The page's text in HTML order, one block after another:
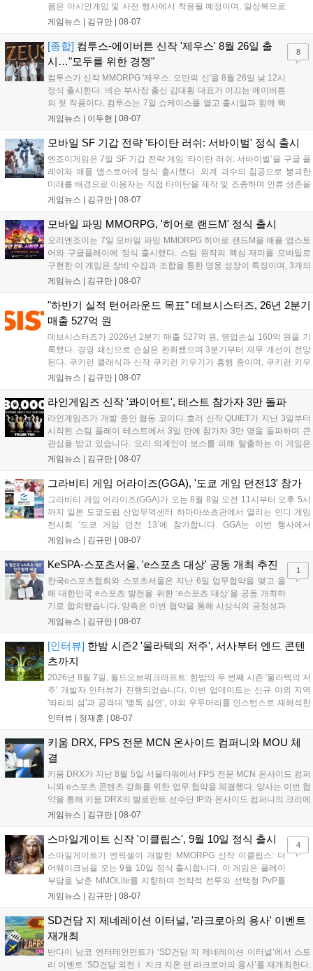
폼은 아시안게임 및 사전 행사에서 착용될 예정이며, 일상복으로
구성된 컬렉션은 오는 8월 28일부터 골스튜디오 공식 홈페이지
서는 대회 규정에 따라 별도의 유니폼을 착용할 계획이다....
게임뉴스 | 김규만 08-07
[종합] 컴투스-에이버튼 신작 '제우스' 8월 26일 출
시…"모두를 위한 경쟁"
컴투스가 신작 MMORPG '제우스: 오만의 신'을 8월 26일 낮 12시
정식 출시한다. 넥슨 부사장 출신 김대훤 대표가 이끄는 에이버튼
의 첫 작품이다. 컴투스는 7일 쇼케이스를 열고 출시일과 함께 핵
심 콘텐츠, 유료화 정책, 운영 방향을 공개했다. 캐릭터명 선점은
의 오만으로 균열이...
게임뉴스 | 이두현 08-07
8
모바일 SF 기갑 전략 '타이탄 러쉬: 서바이벌' 정식 출시
엔조이게임은 7일 SF 기갑 전략 게임 ‘타이탄 러쉬: 서바이벌’을 구글 플
레이와 애플 앱스토어에 정식 출시했다. 외계 괴수의 침공으로 붕괴한
미래를 배경으로 이용자는 직접 타이탄을 제작 및 조종하며 인류 생존을
위한 전투를 펼친다. 지휘관 모집, 피난처 운영, 연맹 협동 콘텐츠가 특징
지원 보상을 제공한다. 상세 내용은 공식 커뮤니티에서 확인 가능하다....
게임뉴스 | 김규만 08-07
모바일 파밍 MMORPG, '히어로 랜드M' 정식 출시
오리엔조이는 7일 모바일 파밍 MMORPG 히어로 랜드M을 애플 앱스토
어와 구글플레이에 정식 출시했다. 스팀 원작의 핵심 재미를 모바일로
구현한 이 게임은 장비 수집과 조합을 통한 영웅 성장이 특징이며, 3개의
무기 스킬을 활용한 전략적 전투와 길드전 등 다양한 콘텐츠를 제공한
혜택을 지급하며, 상세 내용은 공식 라운지에서 확인할 수 있다. 이용자
는 게임 접속 및 주요 콘텐츠 플레이를 통해 성장을 지원받을 수 있다....
게임뉴스 | 김규만 08-07
"하반기 실적 턴어라운드 목표" 데브시스터즈, 26년 2분기
매출 527억 원
데브시스터즈가 2026년 2분기 매출 527억 원, 영업손실 160억 원을 기
록했다. 경영 쇄신으로 손실은 완화됐으며 3분기부터 재무 개선이 전망
된다. 쿠키런 클래식과 신작 쿠키런 키우기가 흥행 중이며, 쿠키런 키우
기는 13일 첫 업데이트를 시작으로 2주 간격의 콘텐츠를 제공한다. 또한
이다. 회사는 비용 효율화와 신작 흥행을 통해 하반기 실적 턴어라운드
를 이끌 방침이다....
게임뉴스 | 김규만 08-07
라인게임즈 신작 '콰이어트', 테스트 참가자 3만 돌파
라인게임즈가 개발 중인 협동 코미디 호러 신작 QUIET가 지난 3일부터
시작된 스팀 플레이 테스트에서 3일 만에 참가자 3만 명을 돌파하며 큰
관심을 받고 있습니다. 오리 외계인이 보스를 피해 탈출하는 이 게임은
최대 4인 협동을 지원하며, 소음 관리와 물리 법칙을 활용한 전략적 플레
을 개선 중이며, 상세 정보는 스팀 페이지에서 확인 가능합니다....
게임뉴스 | 김규만 08-07
그라비티 게임 어라이즈(GGA), '도쿄 게임 던전13' 참가
그라비티 게임 어라이즈(GGA)가 오는 8월 8일 오전 11시부터 오후 5시
까지 일본 도쿄도립 산업무역센터 하마마쓰초관에서 열리는 인디 게임
전시회 ‘도쿄 게임 던전 13’에 참가합니다. GGA는 이번 행사에서
‘JALECO ARCADE COLLECTION’ 시리즈의 미공개 작품 12종을 최초
입니다. 시연 참여 관람객에게는 선착순으로 특별 굿즈를 증정하며, 인
디 게임 생태계 활성화와 신규 타이틀 반응 확인을 목표로 합니다....
게임뉴스 | 김규만 08-07
KeSPA-스포츠서울, 'e스포츠 대상' 공동 개최 추진
한국e스포츠협회와 스포츠서울은 지난 6일 업무협약을 맺고 올
해 대한민국 e스포츠 발전을 위한 ‘e스포츠 대상’을 공동 개최하
기로 합의했습니다. 양측은 이번 협약을 통해 시상식의 공정성과
전문성을 강화하고 MZ세대를 겨냥한 미디어 영향력을 확대해 e
김영만 회장은 10년 만에 재추진되는 이번 시상식이 e스포츠의
성과와 가치를 널리 알리는 권위 있는 행사가 되도록 노력하겠다
고 밝혔습니다....
게임뉴스 | 김규만 08-07
1
[인터뷰] 한밤 시즌2 '울라텍의 저주', 서사부터 엔드 콘텐
츠까지
2026년 8월 7일, 월드오브워크래프트: 한밤의 두 번째 시즌 '울라텍의 저
주' 개발자 인터뷰가 진행되었습니다. 이번 업데이트는 신규 야외 지역
'똬리의 섬'과 공격대 '맹독 심연', 야외 우두머리를 인스턴스로 재해석한
'소굴'을 포함합니다. 개발진은 하우징 시스템 개선 및 신화+ 던전 로테이
를 표했습니다....
인터뷰 | 정재훈 08-07
키움 DRX, FPS 전문 MCN 온사이드 컴퍼니와 MOU 체
결
키움 DRX가 지난 8월 5일 서울타워에서 FPS 전문 MCN 온사이드 컴퍼
니와 e스포츠 콘텐츠 강화를 위한 업무 협약을 체결했다. 양사는 이번 협
약을 통해 키움 DRX의 발로란트 선수단 IP와 온사이드 컴퍼니의 크리에
이터 네트워크를 결합하여 정규 및 특별 콘텐츠를 공동 기획한다. 또한
오프라인 연계 프로그램을 순차적으로 선보이며 e스포츠 생태계 확장에
나설 계획이다....
게임뉴스 | 김규만 08-07
스마일게이트 신작 '이클립스', 9월 10일 정식 출시
스마일게이트가 엔픽셀이 개발한 MMORPG 신작 이클립스: 더
어웨이크닝을 오는 9월 10일 정식 출시합니다. 이 게임은 플레이
부담을 낮춘 MMOLite를 지향하며 전략적 전투와 선택형 PvP를
특징으로 합니다. 현재 공식 홈페이지와 앱 마켓에서 사전등록을
니다. 또한 카카오톡 채널 추가 시 주차별 스페셜 쿠폰과 한정 스
킨, 경품 이벤트 등 풍성한 혜택을 마련해 이용자들의 기대를 모
으고 있습니다....
게임뉴스 | 김규만 08-07
4
SD건담 지 제네레이션 이터널, '라크로아의 용사' 이벤트
재개최
반다이 남코 엔터테인먼트가 ‘SD건담 지 제네레이션 이터널’에서 스토
리 이벤트 ‘SD건담 외전Ⅰ 지크 지온 편 라크로아의 용사’를 재개최한다.